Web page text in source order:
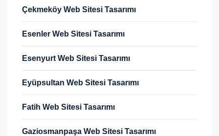
Çekmeköy Web Sitesi Tasarımı
Esenler Web Sitesi Tasarımı
Esenyurt Web Sitesi Tasarımı
Eyüpsultan Web Sitesi Tasarımı
Fatih Web Sitesi Tasarımı
Gaziosmanpaşa Web Sitesi Tasarımı